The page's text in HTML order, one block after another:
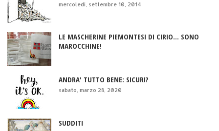
mercoledì, settembre 10, 2014
LE MASCHERINE PIEMONTESI DI CIRIO... SONO
MAROCCHINE!
ANDRA' TUTTO BENE: SICURI?
sabato, marzo 28, 2020
SUDDITI